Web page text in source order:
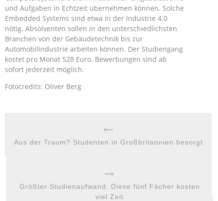
und Aufgaben in Echtzeit übernehmen können. Solche
Embedded Systems sind etwa in der Industrie 4.0
nötig. Absolventen sollen in den unterschiedlichsten
Branchen von der Gebäudetechnik bis zur
Automobilindustrie arbeiten können. Der Studiengang
kostet pro Monat 528 Euro. Bewerbungen sind ab
sofort jederzeit möglich.
Fotocredits: Oliver Berg
Aus der Traum? Studenten in Großbritannien besorgt
Größter Studienaufwand: Diese fünf Fächer kosten
viel Zeit